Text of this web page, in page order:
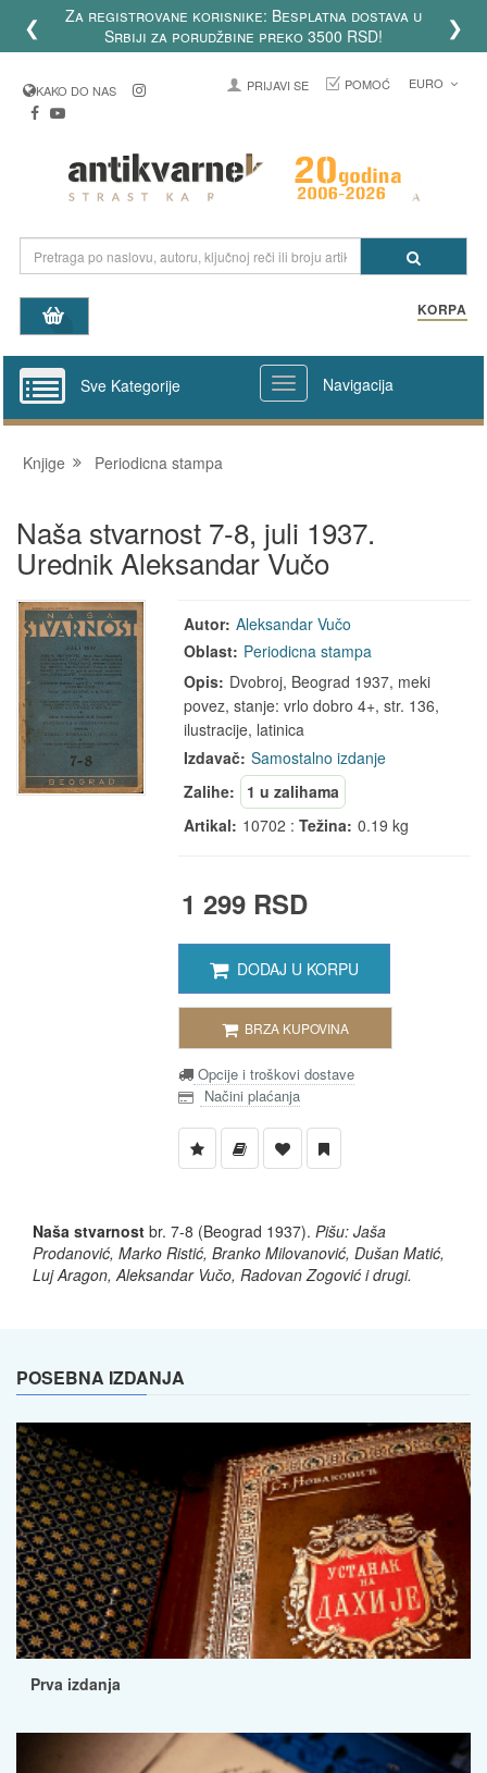
❮
Za registrovane korisnike: Besplatna dostava u
Srbiji za porudžbine preko 3500 RSD!
❯
KAKO DO NAS PRIJAVI SE POMOĆ EURO
KORPA
Sve Kategorije Navigacija
Knjige Periodicna stampa
Naša stvarnost 7-8, juli 1937.
Urednik Aleksandar Vučo
Autor: Aleksandar Vučo
Oblast: Periodicna stampa
Opis: Dvobroj, Beograd 1937, meki
povez, stanje: vrlo dobro 4+, str. 136,
ilustracije, latinica
Izdavač: Samostalno izdanje
Zalihe:
1 u zalihama
Artikal: 10702 :Težina: 0.19 kg
1 299 RSD
DODAJ U KORPU
BRZA KUPOVINA
Opcije i troškovi dostave
Načini plaćanja
Naša stvarnost br. 7-8 (Beograd 1937). Pišu: Jaša
Prodanović, Marko Ristić, Branko Milovanović, Dušan Matić,
Luj Aragon, Aleksandar Vučo, Radovan Zogović i drugi.
POSEBNA IZDANJA
Prva izdanja